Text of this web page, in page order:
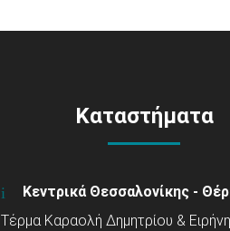
Καταστήματα
Κεντρικά Θεσσαλονίκης -
Τέρμα Καραολή Δημητρίου &